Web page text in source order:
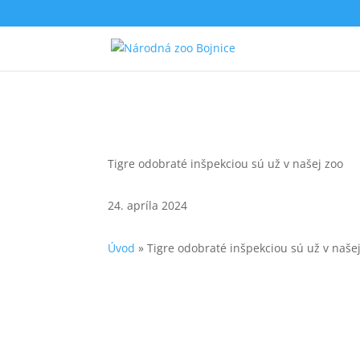
Tigre odobraté inšpekciou sú už v našej zoo
24. apríla 2024
Úvod »Tigre odobraté inšpekciou sú už v